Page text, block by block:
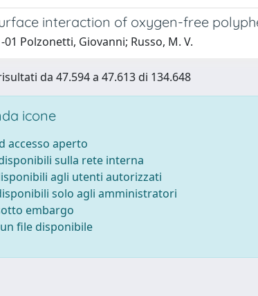
interaction of oxygen-free
01 Polzonetti, Giovanni; Russo, M. V.
da 47.594 a 47.613 di 134.648
icone
accesso aperto
sulla rete interna
agli utenti autorizzati
solo agli amministratori
embargo
file disponibile